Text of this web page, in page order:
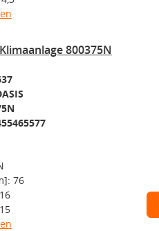
800375N
76